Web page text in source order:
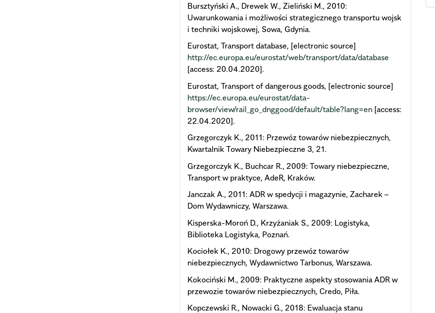
Bursztyński A., Drewek W., Zieliński M., 2010:
Uwarunkowania i możliwości strategicznego transportu wojsk
i techniki wojskowej, Sowa, Gdynia.
Eurostat, Transport database, [electronic source]
http://ec.europa.eu/eurostat/web/transport/data/database
[access: 20.04.2020].
Eurostat, Transport of dangerous goods, [electronic source]
https://ec.europa.eu/eurostat/data-
browser/view/rail_go_dnggood/default/table?lang=en [access:
22.04.2020].
Grzegorczyk K., 2011: Przewóz towarów niebezpiecznych,
Kwartalnik Towary Niebezpieczne 3, 21.
Grzegorczyk K., Buchcar R., 2009: Towary niebezpieczne,
Transport w praktyce, AdeR, Kraków.
Janczak A., 2011: ADR w spedycji i magazynie, Zacharek –
Dom Wydawniczy, Warszawa.
Kisperska-Moroń D., Krzyżaniak S., 2009: Logistyka,
Biblioteka Logistyka, Poznań.
Kociołek K., 2010: Drogowy przewóz towarów
niebezpiecznych, Wydawnictwo Tarbonus, Warszawa.
Kokociński M., 2009: Praktyczne aspekty stosowania ADR w
przewozie towarów niebezpiecznych, Credo, Piła.
Kopczewski R., Nowacki G., 2018: Ewaluacja stanu